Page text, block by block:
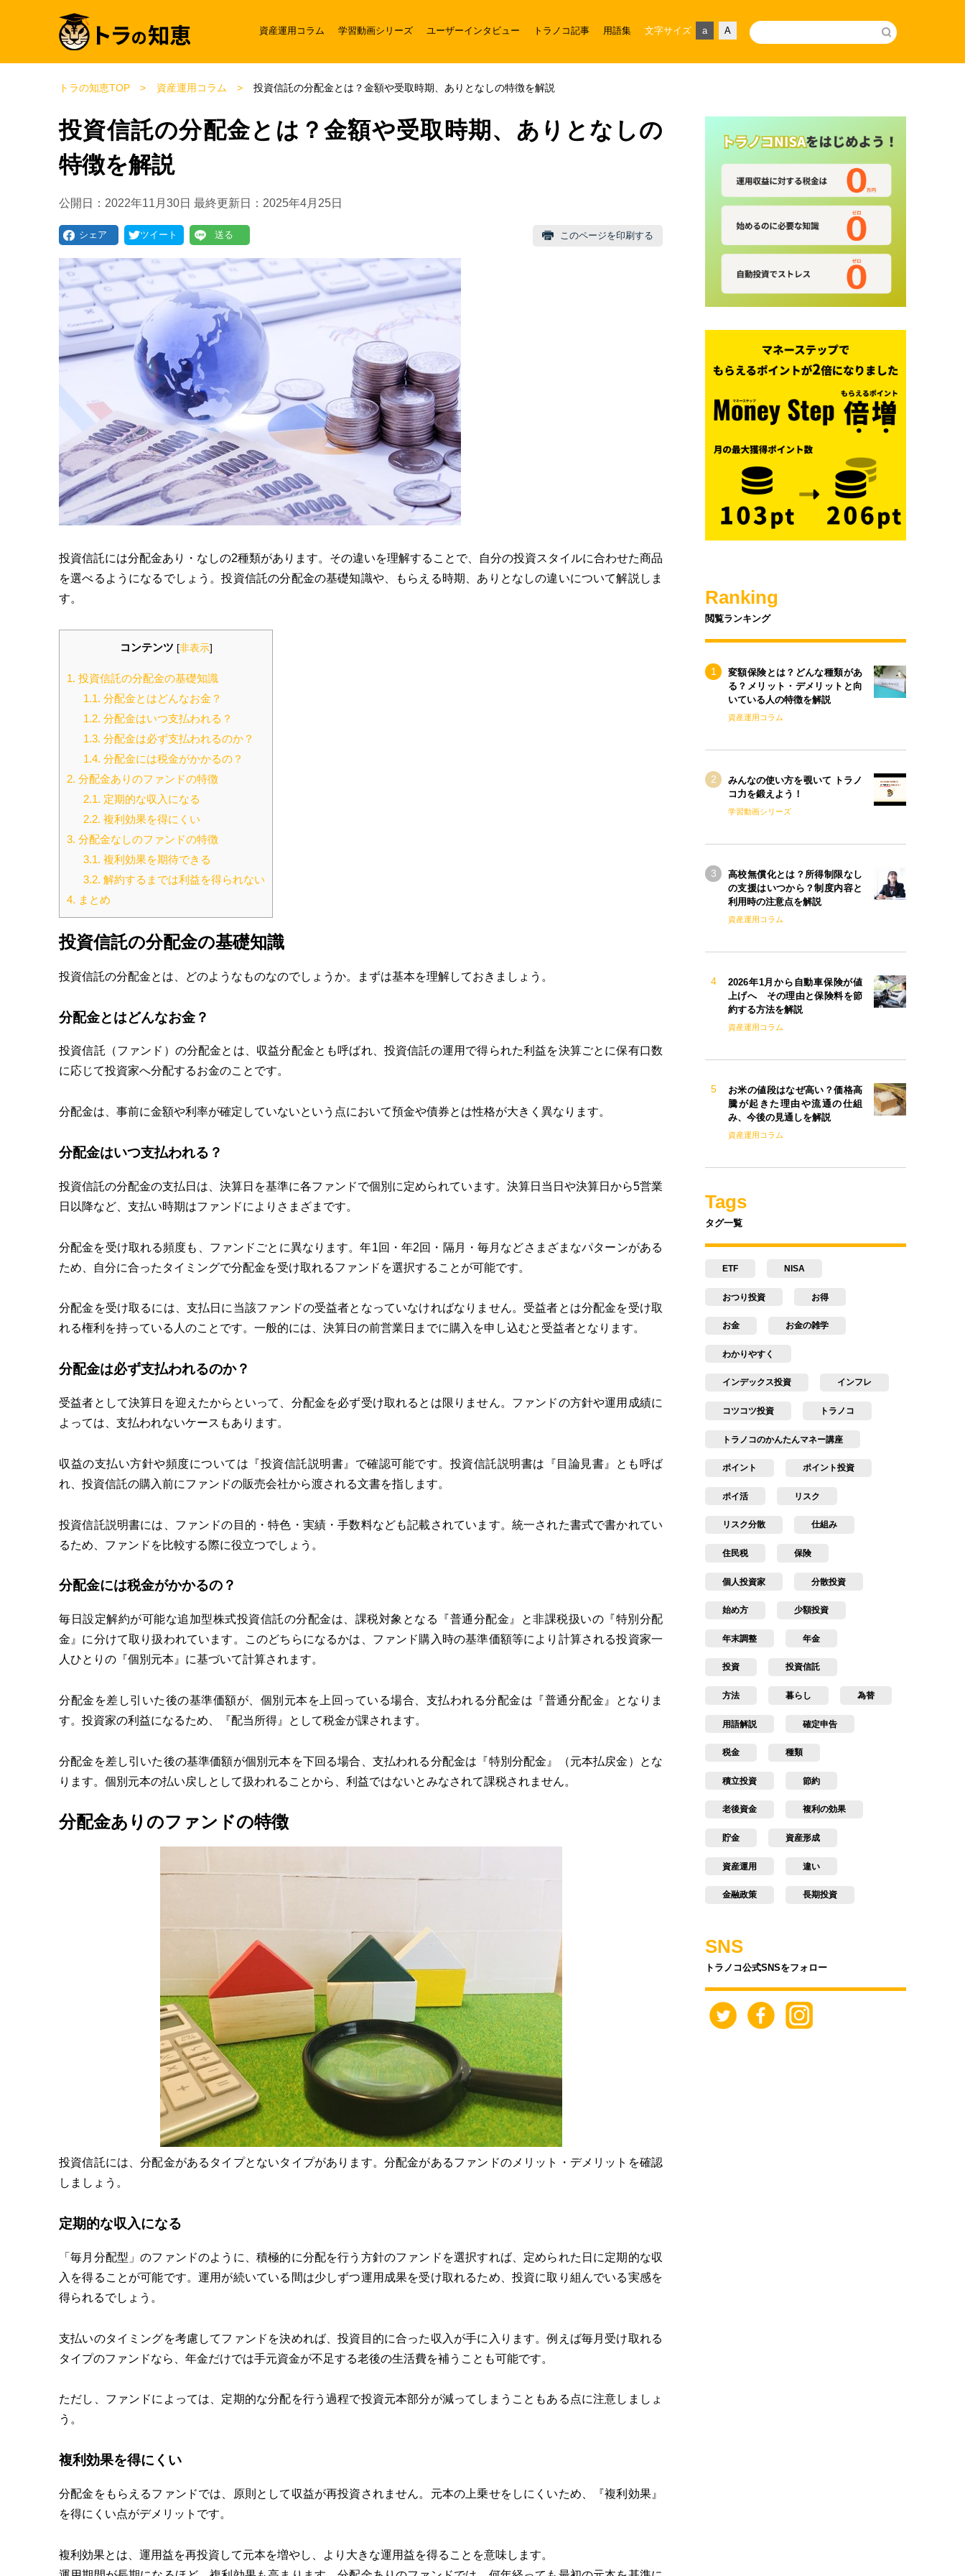
資産運用コラム 学習動画シリーズ ユーザーインタビュー トラノコ記事 用語集 文字サイズ a A
トラの知恵TOP 資産運用コラム 投資信託の分配金とは？金額や受取時期、ありとなしの特徴を解説
投資信託の分配金とは？金額や受取時期、ありとなしの
特徴を解説
公開日： 2022年11月30日 最終更新日： 2025年4月25日
シェア ツイート 送る このページを印刷する
投資信託には分配金あり・なしの2種類があります。その違いを理解することで、自分の投資スタイルに合わせた商品
を選べるようになるでしょう。投資信託の分配金の基礎知識や、もらえる時期、ありとなしの違いについて解説しま
す。
コンテンツ [非表示]
1. 投資信託の分配金の基礎知識
1.1. 分配金とはどんなお金？
1.2. 分配金はいつ支払われる？
1.3. 分配金は必ず支払われるのか？
1.4. 分配金には税金がかかるの？
2. 分配金ありのファンドの特徴
2.1. 定期的な収入になる
2.2. 複利効果を得にくい
3. 分配金なしのファンドの特徴
3.1. 複利効果を期待できる
3.2. 解約するまでは利益を得られない
4. まとめ
投資信託の分配金の基礎知識
投資信託の分配金とは、どのようなものなのでしょうか。まずは基本を理解しておきましょう。
分配金とはどんなお金？
投資信託（ファンド）の分配金とは、収益分配金とも呼ばれ、投資信託の運用で得られた利益を決算ごとに保有口数
に応じて投資家へ分配するお金のことです。
分配金は、事前に金額や利率が確定していないという点において預金や債券とは性格が大きく異なります。
分配金はいつ支払われる？
投資信託の分配金の支払日は、決算日を基準に各ファンドで個別に定められています。決算日当日や決算日から5営業
日以降など、支払い時期はファンドによりさまざまです。
分配金を受け取れる頻度も、ファンドごとに異なります。年1回・年2回・隔月・毎月などさまざまなパターンがある
ため、自分に合ったタイミングで分配金を受け取れるファンドを選択することが可能です。
分配金を受け取るには、支払日に当該ファンドの受益者となっていなければなりません。受益者とは分配金を受け取
れる権利を持っている人のことです。一般的には、決算日の前営業日までに購入を申し込むと受益者となります。
分配金は必ず支払われるのか？
受益者として決算日を迎えたからといって、分配金を必ず受け取れるとは限りません。ファンドの方針や運用成績に
よっては、支払われないケースもあります。
収益の支払い方針や頻度については『投資信託説明書』で確認可能です。投資信託説明書は『目論見書』とも呼ば
れ、投資信託の購入前にファンドの販売会社から渡される文書を指します。
投資信託説明書には、ファンドの目的・特色・実績・手数料なども記載されています。統一された書式で書かれてい
るため、ファンドを比較する際に役立つでしょう。
分配金には税金がかかるの？
毎日設定解約が可能な追加型株式投資信託の分配金は、課税対象となる『普通分配金』と非課税扱いの『特別分配
金』に分けて取り扱われています。このどちらになるかは、ファンド購入時の基準価額等により計算される投資家一
人ひとりの『個別元本』に基づいて計算されます。
分配金を差し引いた後の基準価額が、個別元本を上回っている場合、支払われる分配金は『普通分配金』となりま
す。投資家の利益になるため、『配当所得』として税金が課されます。
分配金を差し引いた後の基準価額が個別元本を下回る場合、支払われる分配金は『特別分配金』（元本払戻金）とな
ります。個別元本の払い戻しとして扱われることから、利益ではないとみなされて課税されません。
分配金ありのファンドの特徴
投資信託には、分配金があるタイプとないタイプがあります。分配金があるファンドのメリット・デメリットを確認
しましょう。
定期的な収入になる
「毎月分配型」のファンドのように、積極的に分配を行う方針のファンドを選択すれば、定められた日に定期的な収
入を得ることが可能です。運用が続いている間は少しずつ運用成果を受け取れるため、投資に取り組んでいる実感を
得られるでしょう。
支払いのタイミングを考慮してファンドを決めれば、投資目的に合った収入が手に入ります。例えば毎月受け取れる
タイプのファンドなら、年金だけでは手元資金が不足する老後の生活費を補うことも可能です。
ただし、ファンドによっては、定期的な分配を行う過程で投資元本部分が減ってしまうこともある点に注意しましょ
う。
複利効果を得にくい
分配金をもらえるファンドでは、原則として収益が再投資されません。元本の上乗せをしにくいため、『複利効果』
を得にくい点がデメリットです。
複利効果とは、運用益を再投資して元本を増やし、より大きな運用益を得ることを意味します。
Ranking
閲覧ランキング
変額保険とは？どんな種類があ
る？メリット・デメリットと向
いている人の特徴を解説
資産運用コラム
みんなの使い方を覗いて トラノ
コ力を鍛えよう！
学習動画シリーズ
高校無償化とは？所得制限なし
の支援はいつから？制度内容と
利用時の注意点を解説
資産運用コラム
2026年1月から自動車保険が値
上げへ その理由と保険料を節
約する方法を解説
資産運用コラム
お米の値段はなぜ高い？価格高
騰が起きた理由や流通の仕組
み、今後の見通しを解説
資産運用コラム
Tags
タグ一覧
ETF NISA
おつり投資 お得
お金 お金の雑学
わかりやすく
インデックス投資 インフレ
コツコツ投資 トラノコ
トラノコのかんたんマネー講座
ポイント ポイント投資
ポイ活 リスク
リスク分散 仕組み
住民税 保険
個人投資家 分散投資
始め方 少額投資
年末調整 年金
投資 投資信託
方法 暮らし 為替
用語解説 確定申告
税金 種類
積立投資 節約
老後資金 複利の効果
貯金 資産形成
資産運用 違い
金融政策 長期投資
SNS
トラノコ公式SNSをフォロー